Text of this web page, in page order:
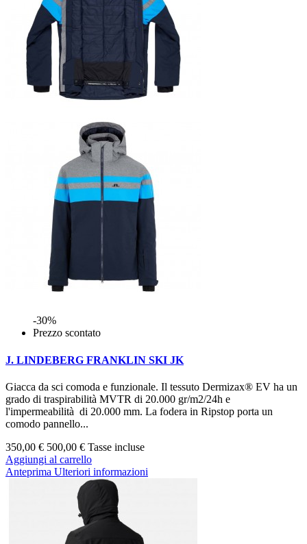
-30%
Prezzo scontato
J. LINDEBERG FRANKLIN SKI JK
Giacca da sci comoda e funzionale. Il tessuto Dermizax® EV ha un
grado di traspirabilità MVTR di 20.000 gr/m2/24h e
l'impermeabilità di 20.000 mm. La fodera in Ripstop porta un
comodo pannello...
350,00 € 500,00 € Tasse incluse
Aggiungi al carrello
Anteprima Ulteriori informazioni